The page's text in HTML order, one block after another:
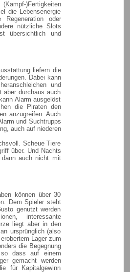
)Fertigkeiten
die Lebensenergie
Regeneration oder
nützliche Slots
übersichtlich und
liefern die
Dabei kann
und
aber durchaus auch
Alarm ausgelöst
die Piraten den
anzugreifen. Auch
und Suchtrupps
auch auf niederen
Scheue Tiere
über. Und Nachts
dann auch nicht mit
können über 30
Dem Spieler steht
genutzt werden
interessante
liegt aber in den
ursprünglich (also
Lager zum
die Begegnung
so dass auf einem
gemacht werden
für Kapitalgewinn